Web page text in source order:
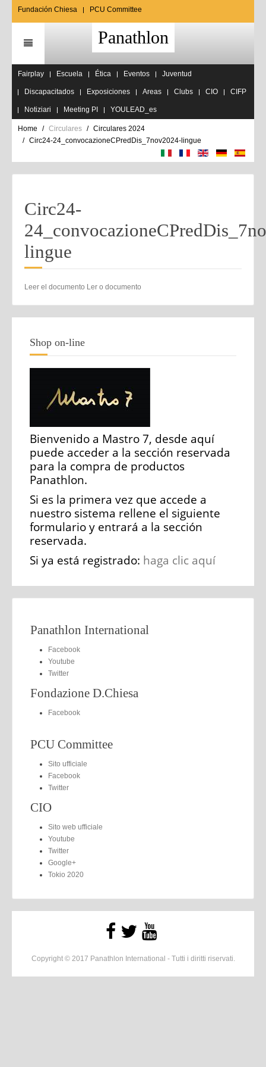
Fundación Chiesa PCU Committee
Panathlon
Fairplay Escuela Ética Eventos Juventud
Discapacitados Exposiciones Areas Clubs CIO CIFP
Notiziari Meeting PI YOULEAD_es
Home Circulares
Circulares 2024
Circ24-24_convocazioneCPredDis_7nov2024-lingue
Circ24-
lingue
Leer el documento Ler o documento
Shop on-line
Bienvenido a Mastro 7, desde aquí
puede acceder a la sección reservada
para la compra de productos
Panathlon.
Si es la primera vez que accede a
nuestro sistema rellene el siguiente
formulario y entrará a la sección
reservada.
Si ya está registrado: haga clic aquí
Panathlon International
Facebook
Youtube
Twitter
Fondazione D.Chiesa
Facebook
PCU Committee
Sito ufficiale
Facebook
Twitter
CIO
Sito web ufficiale
Youtube
Twitter
Google+
Tokio 2020
Copyright © 2017 Panathlon International - Tutti i diritti riservati.